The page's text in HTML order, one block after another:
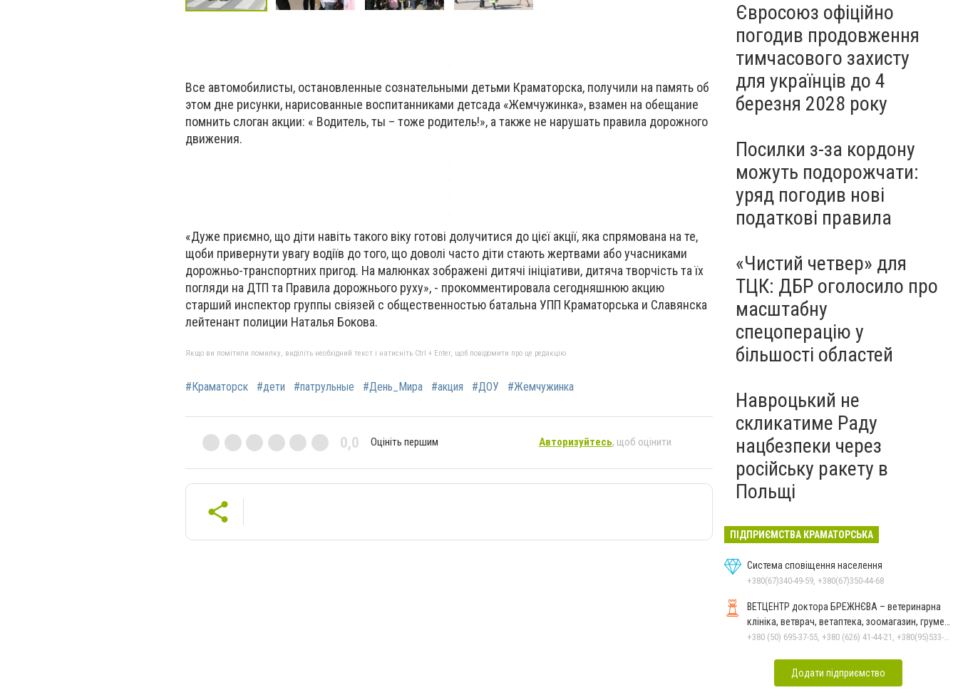
Все автомобилисты, остановленные сознательными детьми Краматорска, получили на память об
этом дне рисунки, нарисованные воспитанниками детсада «Жемчужинка», взамен на обещание
помнить слоган акции: « Водитель, ты – тоже родитель!», а также не нарушать правила дорожного
движения.
«Дуже приємно, що діти навіть такого віку готові долучитися до цієї акції, яка спрямована на те,
щоби привернути увагу водіїв до того, що доволі часто діти стають жертвами або учасниками
дорожньо-транспортних пригод. На малюнках зображені дитячі ініціативи, дитяча творчість та їх
погляди на ДТП та Правила дорожнього руху», - прокомментировала сегодняшнюю акцию
старший инспектор группы свіязей с общественностью батальна УПП Краматорська и Славянска
лейтенант полиции Наталья Бокова.
Якщо ви помітили помилку, виділіть необхідний текст і натисніть Ctrl + Enter, щоб повідомити про це редакцію
#Краматорск #дети #патрульные #День_Мира #акция #ДОУ #Жемчужинка
0,0 Оцініть першим Авторизуйтесь, щоб оцінити
Євросоюз офіційно
погодив продовження
тимчасового захисту
для українців до 4
березня 2028 року
Посилки з-за кордону
можуть подорожчати:
уряд погодив нові
податкові правила
«Чистий четвер» для
ТЦК: ДБР оголосило про
масштабну
спецоперацію у
більшості областей
Навроцький не
скликатиме Раду
нацбезпеки через
російську ракету в
Польщі
ПІДПРИЄМСТВА КРАМАТОРСЬКА
Система сповіщення населення
+380(67)340-49-59, +380(67)350-44-68
ВЕТЦЕНТР доктора БРЕЖНЄВА – ветеринарна
клініка, ветврач, ветаптека, зоомагазин, грумер,
стрижки.
+380 (50) 695-37-55, +380 (626) 41-44-21, +380(95)533-90-03
Додати підприємство